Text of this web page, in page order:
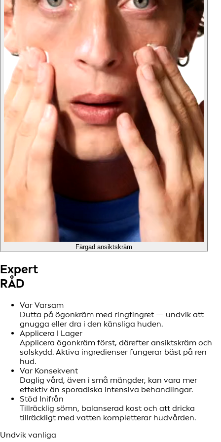
Färgad ansiktskräm
Expert
RÅD
Var Varsam
Dutta på ögonkräm med ringfingret — undvik att
gnugga eller dra i den känsliga huden.
Applicera I Lager
Applicera ögonkräm först, därefter ansiktskräm och
solskydd. Aktiva ingredienser fungerar bäst på ren
hud.
Var Konsekvent
Daglig vård, även i små mängder, kan vara mer
effektiv än sporadiska intensiva behandlingar.
Stöd Inifrån
Tillräcklig sömn, balanserad kost och att dricka
tillräckligt med vatten kompletterar hudvården.
Undvik vanliga